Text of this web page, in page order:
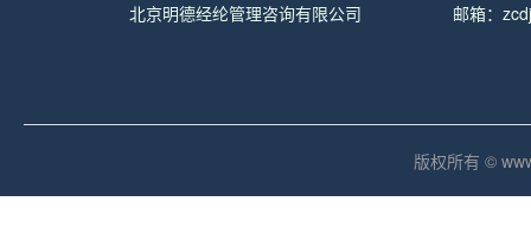
北京明德经纶管理咨询有限公司
邮箱：
版权所有 ©